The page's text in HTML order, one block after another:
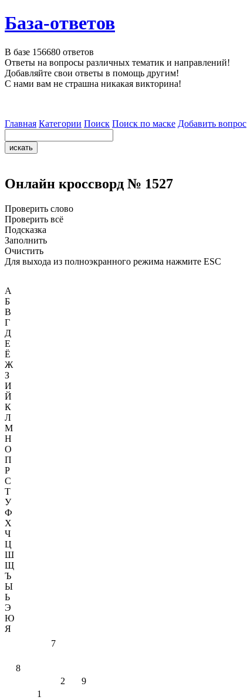
База-ответов
В базе 156680 ответов
Ответы на вопросы различных тематик и направлений!
Добавляйте свои ответы в помощь другим!
С нами вам не страшна никакая викторина!
Главная Категории Поиск Поиск по маске Добавить вопрос
Онлайн кроссворд № 1527
Проверить слово
Проверить всё
Подсказка
Заполнить
Очистить
Для выхода из полноэкранного режима нажмите ESC
А
Б
В
Г
Д
Е
Ё
Ж
З
И
Й
К
Л
М
Н
О
П
Р
С
Т
У
Ф
Х
Ч
Ц
Ш
Щ
Ъ
Ы
Ь
Э
Ю
Я
7
8
2
9
1